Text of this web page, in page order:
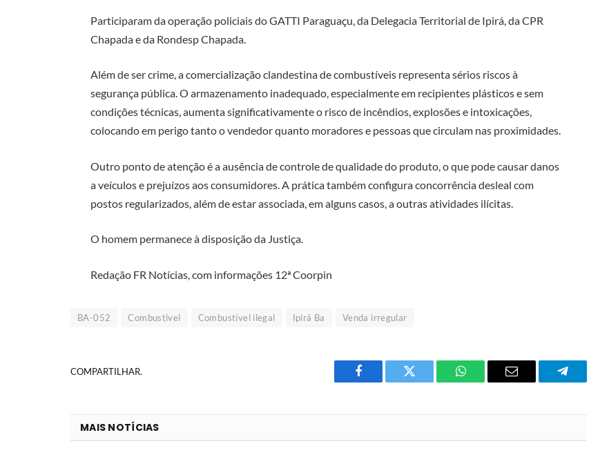
Participaram da operação policiais do GATTI Paraguaçu, da Delegacia Territorial de Ipirá, da CPR
Chapada e da Rondesp Chapada.
Além de ser crime, a comercialização clandestina de combustíveis representa sérios riscos à
segurança pública. O armazenamento inadequado, especialmente em recipientes plásticos e sem
condições técnicas, aumenta significativamente o risco de incêndios, explosões e intoxicações,
colocando em perigo tanto o vendedor quanto moradores e pessoas que circulam nas proximidades.
Outro ponto de atenção é a ausência de controle de qualidade do produto, o que pode causar danos
a veículos e prejuízos aos consumidores. A prática também configura concorrência desleal com
postos regularizados, além de estar associada, em alguns casos, a outras atividades ilícitas.
O homem permanece à disposição da Justiça.
Redação FR Notícias, com informações 12ª Coorpin
BA-052 Combustivel Combustível ilegal Ipirá Ba Venda irregular
COMPARTILHAR.
Facebook Twitter
O
E-
Telegrama
MAIS NOTÍCIAS